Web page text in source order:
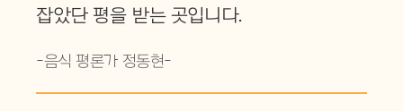
잡았단 평을 받는 곳입니다.
-음식 평론가 정동현-